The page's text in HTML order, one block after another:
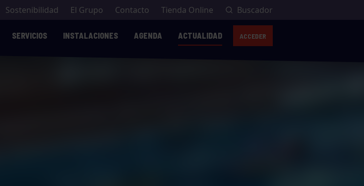
Sostenibilidad El Grupo Contacto Tienda Online Buscador
SERVICIOS INSTALACIONES AGENDA ACTUALIDAD ACCEDER